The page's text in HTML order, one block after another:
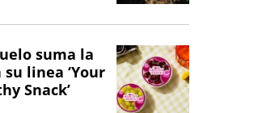
suma la
su linea ‘Your
Snack’